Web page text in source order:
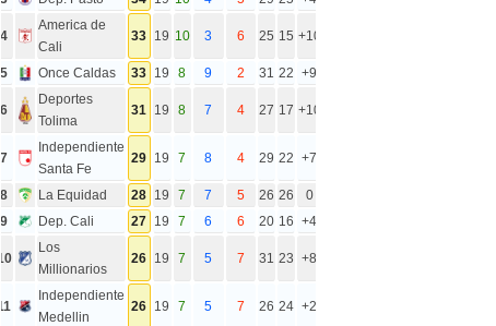
4
America de
Cali
33 19 10 3 6 25 15 +10
5 Once Caldas 33 19 8 9 2 31 22 +9
6
Deportes
Tolima
31 19 8 7 4 27 17 +10
7
Independiente
Santa Fe
29 19 7 8 4 29 22 +7
8 La Equidad 28 19 7 7 5 26 26
0
9
Dep. Cali 27 19 7 6 6 20 16 +4
10
Los
Millionarios
26 19 7 5 7 31 23 +8
11
Independiente
Medellin
26 19 7 5 7 26 24 +2